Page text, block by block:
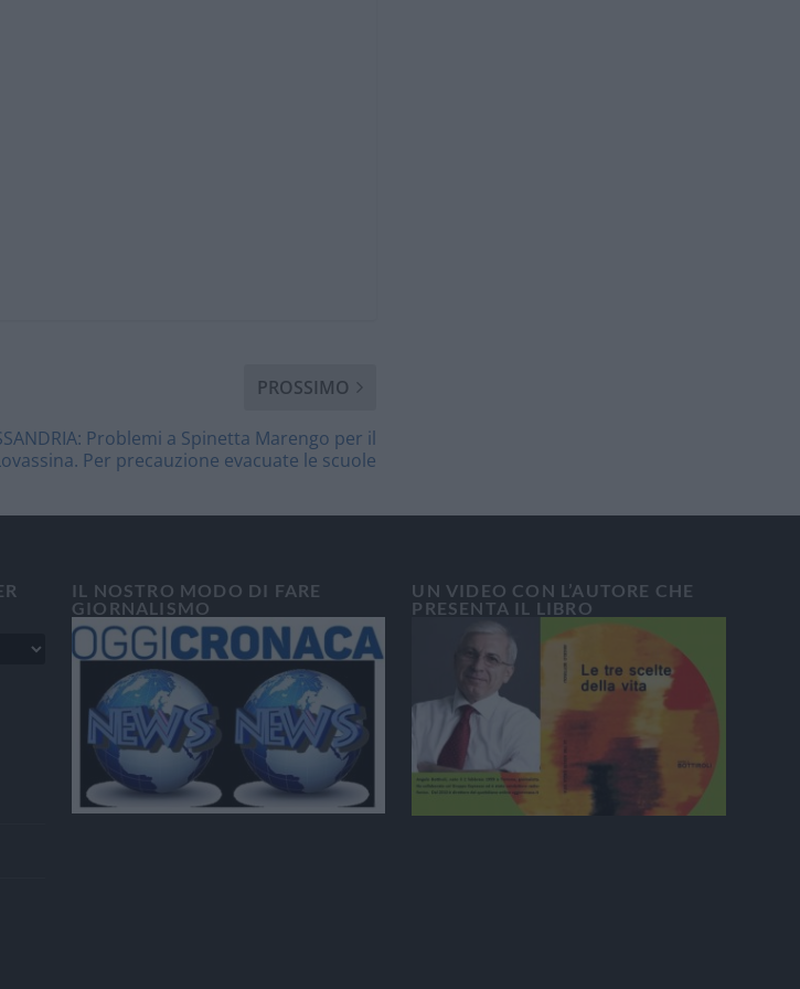
PROSSIMO
Problemi a Spinetta Marengo per il
Per precauzione evacuate le scuole
IL NOSTRO MODO DI FARE
GIORNALISMO
UN VIDEO CON L’AUTORE CHE
PRESENTA IL LIBRO